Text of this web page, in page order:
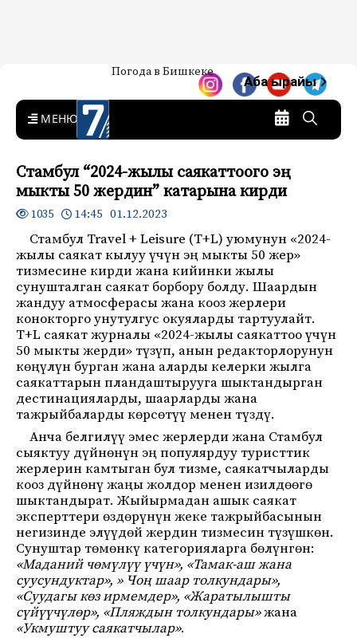
7-канал. Жаңылыктар —
Кыргызстан
Жаңылыктар — Кыргызстан
Погода в Бишкеке
Аба ырайы
MENU
Стамбул “2024-жылы саякаттоого эң
мыкты 50 жердин” катарына кирди
1035 14:45 01.12.2023
Стамбул Travel + Leisure (T+L) уюмунун «2024-
жылы саякат кылуу үчүн эң мыкты 50 жер»
тизмесине кирди жана кийинки жылы
сунушталган саякат борбору болду. Шаардын
жандуу атмосферасы жана кооз жерлери
конокторго унутулгус окуяларды тартуулайт.
T+L саякат журналы «2024-жылы саякаттоо үчүн
50 мыкты жерди» түзүп, анын редакторлорунун
көңүлүн бурган жана аларды келерки жылга
саякаттарын пландаштырууга шыктандырган
дестинацияларды, шаарларды жана
тажрыйбаларды көрсөтүү менен түздү.
Анча белгилүү эмес жерлерди жана Стамбул
сыяктуу дүйнөнүн эң популярдуу туристтик
жерлерин камтыган бул тизме, саякатчыларды
кооз дүйнөнү жаңы жолдор менен изилдөөгө
шыктандырат. Жыйырмадан ашык саякат
эксперттери өздөрүнүн жеке тажрыйбасынын
негизинде элүүдөй жердин тизмесин түзүшкөн.
Сунуштар төмөнкү категорияларга бөлүнгөн:
«Маданий чөмүлүү үчүн», «Тамак-аш жана
суусундуктар», » Чоң шаар толкундары»,
«Суудагы көз ирмемдер», «Жаратылышты
сүйүүчүлөр», «Пляждын толкундары»жана
«Укмуштуу саякатчылар».